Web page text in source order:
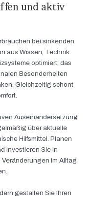
und aktiv
bei sinkenden
aus Wissen, Technik
optimiert, das
Besonderheiten
Gleichzeitig schont
Auseinandersetzung
über aktuelle
Hilfsmittel. Planen
investieren Sie in
im Alltag
gestalten Sie Ihren